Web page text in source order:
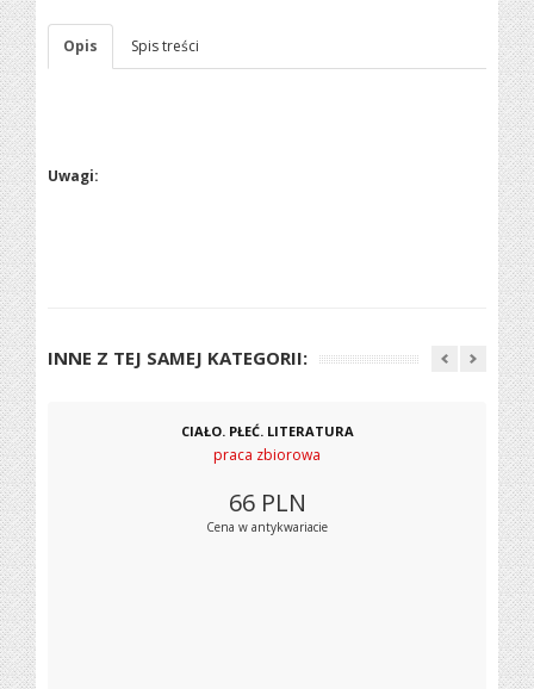
Opis Spis treści
Uwagi:
INNE Z TEJ SAMEJ KATEGORII:
CIAŁO. PŁEĆ. LITERATURA
praca zbiorowa
66 PLN
Cena w antykwariacie